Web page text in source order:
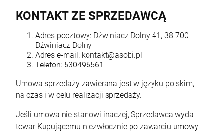
KONTAKT ZE SPRZEDAWCĄ
Adres pocztowy: Dźwiniacz Dolny 41, 38-700
Dźwiniacz Dolny
Adres e-mail: kontakt@asobi.pl
Telefon: 530496561
Umowa sprzedaży zawierana jest w języku polskim,
na czas i w celu realizacji sprzedaży.
Jeśli umowa nie stanowi inaczej, Sprzedawca wyda
towar Kupującemu niezwłocznie po zawarciu umowy